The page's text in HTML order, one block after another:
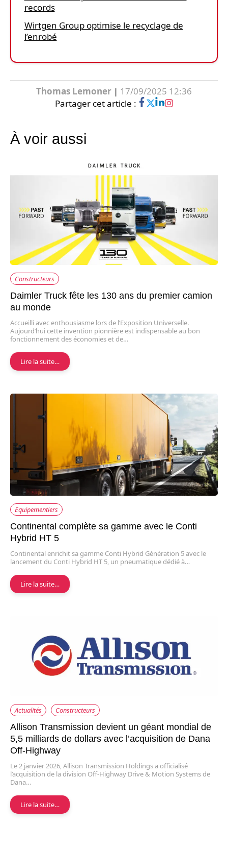
records
Wirtgen Group optimise le recyclage de
l’enrobé
Thomas Lemoner | 17/09/2025 12:36
Partager cet article :
À voir aussi
Constructeurs
Daimler Truck fête les 130 ans du premier camion
au monde
Accueilli avec enthousiasme lors de l’Exposition Universelle.
Aujourd’hui cette invention pionnière est indispensable au bon
fonctionnement des économies et de…
Lire la suite…
Equipementiers
Continental complète sa gamme avec le Conti
Hybrid HT 5
Continental enrichit sa gamme Conti Hybrid Génération 5 avec le
lancement du Conti Hybrid HT 5, un pneumatique dédié à…
Lire la suite…
Actualités Constructeurs
Allison Transmission devient un géant mondial de
5,5 milliards de dollars avec l’acquisition de Dana
Off-Highway
Le 2 janvier 2026, Allison Transmission Holdings a officialisé
l’acquisition de la division Off-Highway Drive & Motion Systems de
Dana…
Lire la suite…